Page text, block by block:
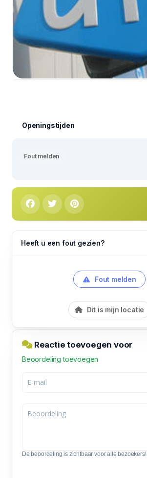
Openingstijden
Fout melden
Heeft u een fout gezien?
Fout melden
Dit is mijn locatie
Reactie toevoegen voor
Beoordeling toevoegen
De beoordeling is zichtbaar voor alle bezoekers!